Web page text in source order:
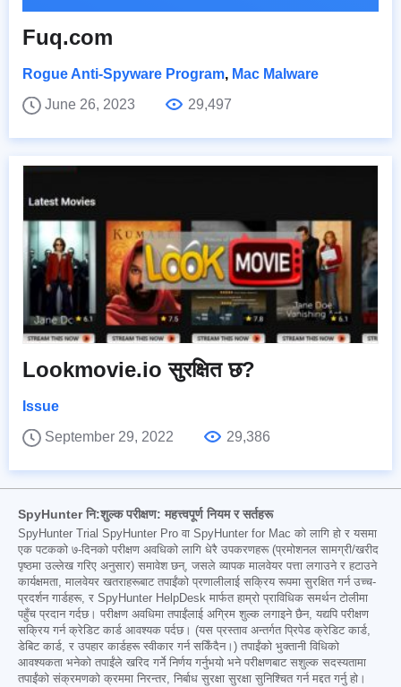
Fuq.com
Rogue Anti-Spyware Program, Mac Malware
June 26, 2023
29,497
Lookmovie.io सुरक्षित छ?
Issue
September 29, 2022
29,386
SpyHunter नि:शुल्क परीक्षण: महत्त्वपूर्ण नियम र सर्तहरू
SpyHunter Trial SpyHunter Pro वा SpyHunter for Mac को लागि हो र यसमा
एक पटकको ७-दिनको परीक्षण अवधिको लागि धेरै उपकरणहरू (प्रमोशनल सामग्री/खरीद
पृष्ठमा उल्लेख गरिए अनुसार) समावेश छन्, जसले व्यापक मालवेयर पत्ता लगाउने र हटाउने
कार्यक्षमता, मालवेयर खतराहरूबाट तपाईंको प्रणालीलाई सक्रिय रूपमा सुरक्षित गर्न उच्च-
प्रदर्शन गार्डहरू, र SpyHunter HelpDesk मार्फत हाम्रो प्राविधिक समर्थन टोलीमा
पहुँच प्रदान गर्दछ। परीक्षण अवधिमा तपाईंलाई अग्रिम शुल्क लगाइने छैन, यद्यपि परीक्षण
सक्रिय गर्न क्रेडिट कार्ड आवश्यक पर्दछ। (यस प्रस्ताव अन्तर्गत प्रिपेड क्रेडिट कार्ड,
डेबिट कार्ड, र उपहार कार्डहरू स्वीकार गर्न सकिँदैन।) तपाईंको भुक्तानी विधिको
आवश्यकता भनेको तपाईंले खरिद गर्ने निर्णय गर्नुभयो भने परीक्षणबाट सशुल्क सदस्यतामा
तपाईंको संक्रमणको क्रममा निरन्तर, निर्बाध सुरक्षा सुरक्षा सुनिश्चित गर्न मद्दत गर्नु हो।